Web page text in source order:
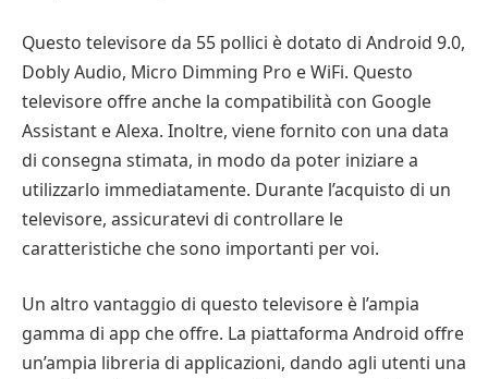
Questo televisore da 55 pollici è dotato di Android 9.0,
Dobly Audio, Micro Dimming Pro e WiFi. Questo
televisore offre anche la compatibilità con Google
Assistant e Alexa. Inoltre, viene fornito con una data
di consegna stimata, in modo da poter iniziare a
utilizzarlo immediatamente. Durante l’acquisto di un
televisore, assicuratevi di controllare le
caratteristiche che sono importanti per voi.
Un altro vantaggio di questo televisore è l’ampia
gamma di app che offre. La piattaforma Android offre
un’ampia libreria di applicazioni, dando agli utenti una